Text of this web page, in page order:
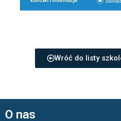
Wróć do listy
O nas